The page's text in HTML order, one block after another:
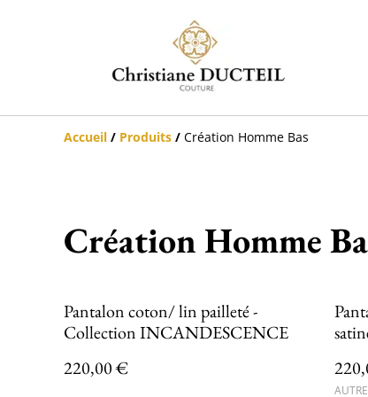
Accueil / Produits / Création Homme Bas
Création Homme
Pantalon coton/ lin pailleté -
Collection INCANDESCENCE
220,00 €